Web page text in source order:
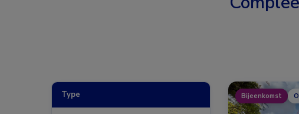
Type Bijeenkomst